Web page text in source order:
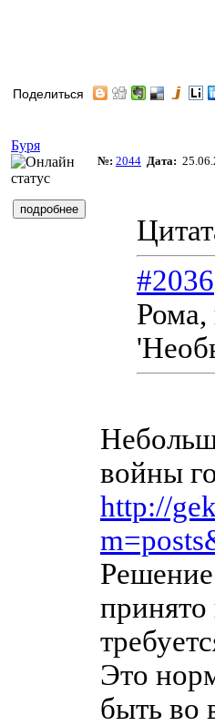
Поделиться
Буря
№: 2044 Дата:
#2036
Рома,
войны
http://
принято
Это
быть во